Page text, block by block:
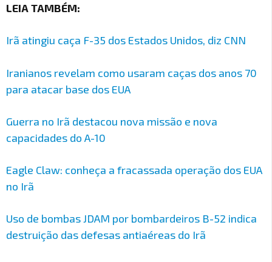
LEIA TAMBÉM:
Irã atingiu caça F-35 dos Estados Unidos, diz CNN
Iranianos revelam como usaram caças dos anos 70
para atacar base dos EUA
Guerra no Irã destacou nova missão e nova
capacidades do A-10
Eagle Claw: conheça a fracassada operação dos EUA
no Irã
Uso de bombas JDAM por bombardeiros B-52 indica
destruição das defesas antiaéreas do Irã